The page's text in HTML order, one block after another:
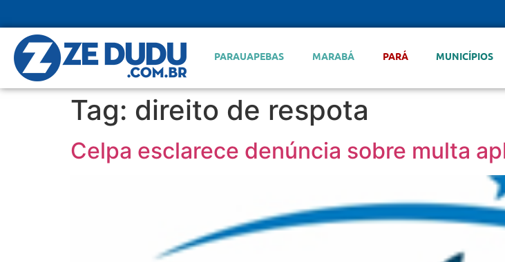
PARAUAPEBAS MARABÁ PARÁ MUNICÍPIOS
Tag: direito de respota
Celpa esclarece denúncia sobre multa